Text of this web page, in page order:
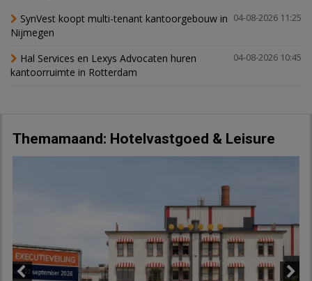
04-08-2026 11:25
SynVest koopt multi-tenant kantoorgebouw in
Nijmegen
04-08-2026 10:45
Hal Services en Lexys Advocaten huren
kantoorruimte in Rotterdam
Themamaand: Hotelvastgoed & Leisure